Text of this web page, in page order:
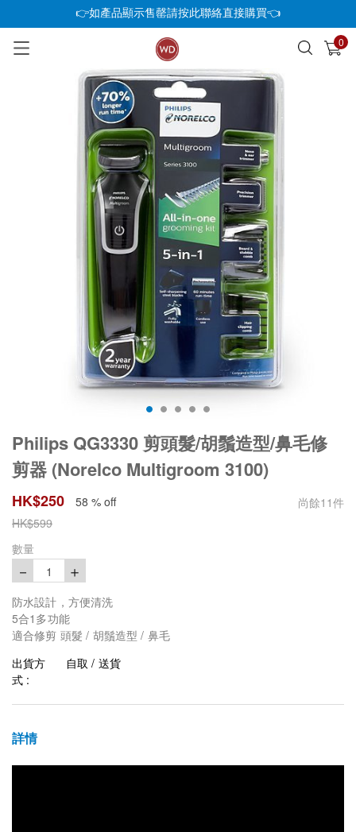
👉如產品顯示售罄請按此聯絡直接購買👈
0
已加入購物車 查看
Philips QG3330 剪頭髮/胡鬚造型/鼻毛修
剪器 (Norelco Multigroom 3100)
HK$250 58 % off 尚餘11件
HK$599
數量
－ 1 ＋
防水設計，方便清洗
5合1多功能
適合修剪 頭髮 / 胡鬚造型 / 鼻毛
出貨方
式 :
自取 / 送貨
詳情